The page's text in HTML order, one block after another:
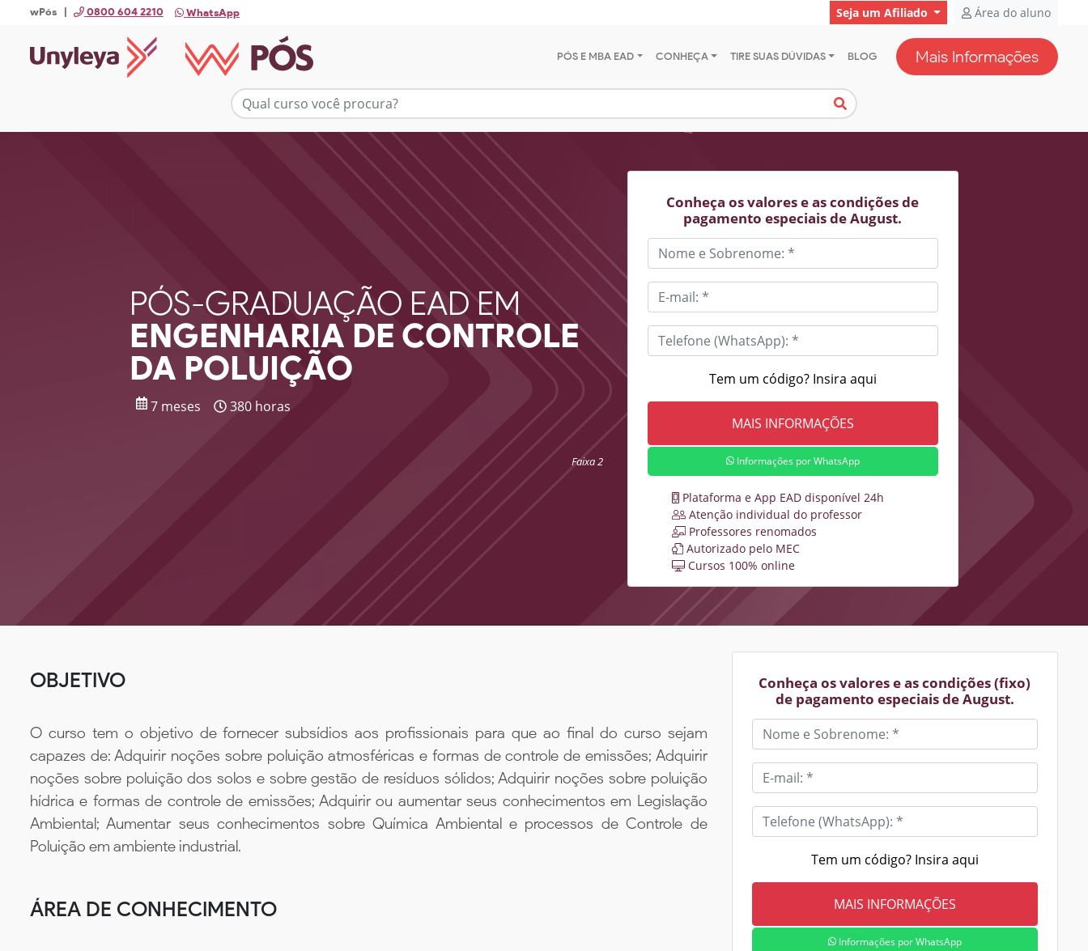
wPós | 0800 604 2210 WhatsApp Seja um Afiliado Área do aluno
PÓS E MBA EAD CONHEÇA TIRE SUAS DÚVIDAS BLOG Mais Informações
PÓS-GRADUAÇÃO EAD EM
ENGENHARIA DE CONTROLE
DA POLUIÇÃO
7 meses 380 horas
Faixa 2
Conheça os valores e as condições de
pagamento especiais de August.
Tem um código? Insira aqui
Informações por WhatsApp
Plataforma e App EAD disponível 24h
Atenção individual do professor
Professores renomados
Autorizado pelo MEC
Cursos 100% online
OBJETIVO
O curso tem o objetivo de fornecer subsídios aos profissionais para que ao final do curso sejam
capazes de: Adquirir noções sobre poluição atmosféricas e formas de controle de emissões; Adquirir
noções sobre poluição dos solos e sobre gestão de resíduos sólidos; Adquirir noções sobre poluição
hídrica e formas de controle de emissões; Adquirir ou aumentar seus conhecimentos em Legislação
Ambiental; Aumentar seus conhecimentos sobre Química Ambiental e processos de Controle de
Poluição em ambiente industrial.
ÁREA DE CONHECIMENTO
Conheça os valores e as condições (fixo)
de pagamento especiais de August.
Tem um código? Insira aqui
Informações por WhatsApp